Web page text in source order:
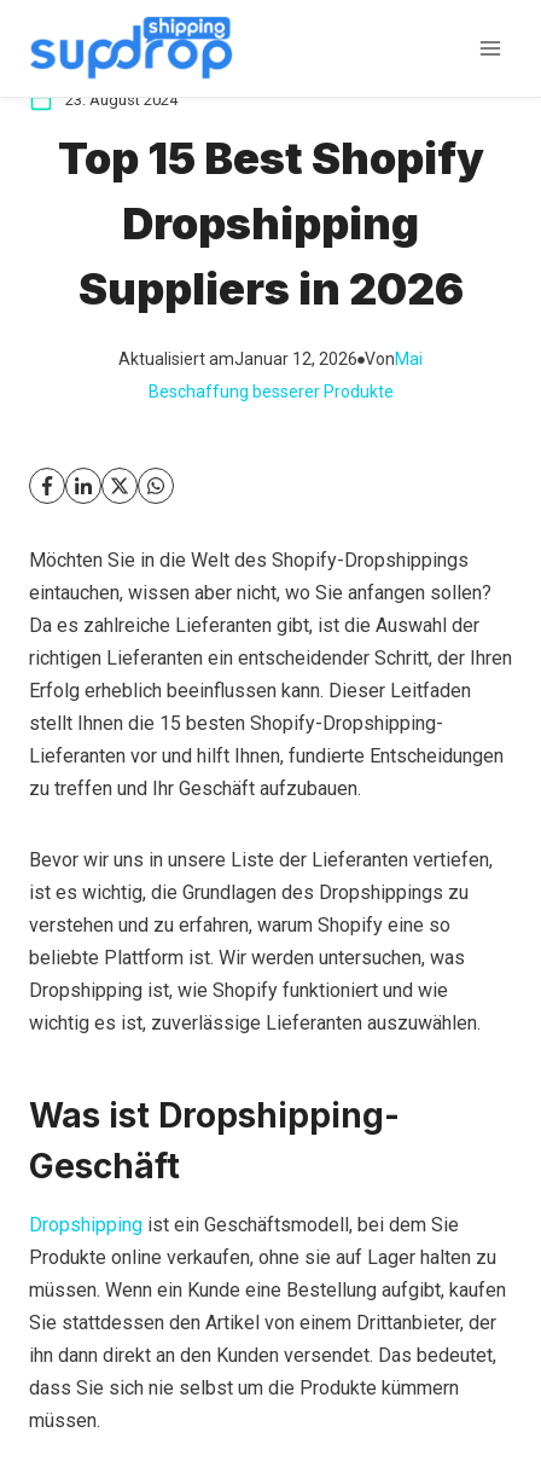
Inhalt
23. August 2024
Top 15 Best Shopify
Dropshipping
Suppliers in 2026
Aktualisiert amJanuar 12, 2026 VonMai
Beschaffung besserer Produkte
Möchten Sie in die Welt des Shopify-Dropshippings
eintauchen, wissen aber nicht, wo Sie anfangen sollen?
Da es zahlreiche Lieferanten gibt, ist die Auswahl der
richtigen Lieferanten ein entscheidender Schritt, der Ihren
Erfolg erheblich beeinflussen kann. Dieser Leitfaden
stellt Ihnen die 15 besten Shopify-Dropshipping-
Lieferanten vor und hilft Ihnen, fundierte Entscheidungen
zu treffen und Ihr Geschäft aufzubauen.
Bevor wir uns in unsere Liste der Lieferanten vertiefen,
ist es wichtig, die Grundlagen des Dropshippings zu
verstehen und zu erfahren, warum Shopify eine so
beliebte Plattform ist. Wir werden untersuchen, was
Dropshipping ist, wie Shopify funktioniert und wie
wichtig es ist, zuverlässige Lieferanten auszuwählen.
Was ist Dropshipping-
Geschäft
Dropshipping ist ein Geschäftsmodell, bei dem Sie
Produkte online verkaufen, ohne sie auf Lager halten zu
müssen. Wenn ein Kunde eine Bestellung aufgibt, kaufen
Sie stattdessen den Artikel von einem Drittanbieter, der
ihn dann direkt an den Kunden versendet. Das bedeutet,
dass Sie sich nie selbst um die Produkte kümmern
müssen.